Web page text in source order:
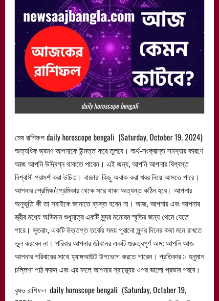
daily horoscope bengali
মেষ রাশিফল daily horoscope bengali (Saturday, October 19, 2024)
অত্যধিক ভ্রমণ আপনাকে উন্মত্ত করে তুলবে। অর্থ-সংক্রান্ত সমস্যার কারণে
আজ আপনি উদ্বিগ্ন থাকতে পারেন। এই জন্য, আপনি আপনার বিশ্বস্ত
বিশ্বাসী পরামর্শ করা উচিত। বাচ্চারা কিছু অবাক করা খবর নিয়ে আসতে পারে।
আপনার প্রেমিক/প্রেমিকার থেকে সরে থাকা অত্যন্ত কঠিন হবে। আপনার
অনুভূতি কী তা সবাইকে জানাতে ব্যস্ত হবেন না। আজ, আপনার এবং আপনার
স্ত্রীর মধ্যে অভিমান শুধুমাত্র একটি সুন্দর মনোরম স্মৃতির জন্য থেমে যেতে
পারে। সুতরাং, একটি উত্তপ্ত তর্কের সময় পুরানো সুন্দর দিনের কথা মনে রাখতে
ভুল করবেন না। পরিবার আপনার জীবনের একটি গুরুত্বপূর্ণ অঙ্গ; আপনি আজ
আপনার পরিবারের সাথে হ্যাঙ্গআউট উপভোগ করতে পারেন। প্রতিকার :- হনুমান
চল্লিশা পাঠ করুন এবং এর ফলে আপনার স্বাস্থ্যের ওপর ভালো প্রভাব পরবে।
বৃষভ রাশিফল daily horoscope bengali (Saturday, October 19,